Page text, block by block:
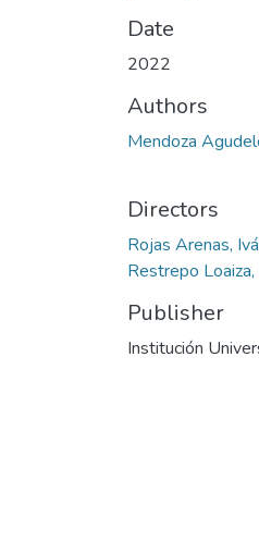
Date
2022
Authors
Mendoza
Directors
Rojas Arenas,
Restrepo
Publisher
Institución